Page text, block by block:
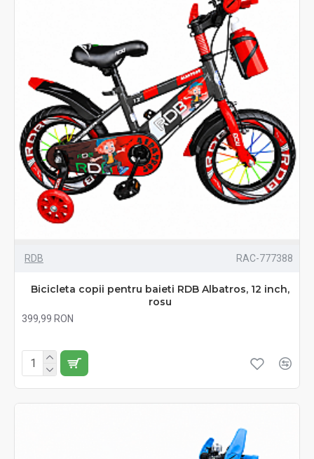
RDB RAC-777388
Bicicleta copii pentru baieti RDB Albatros, 12 inch,
rosu
399,99 RON